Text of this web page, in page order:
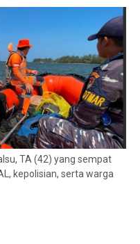
TA (42) yang sempat
kepolisian, serta warga